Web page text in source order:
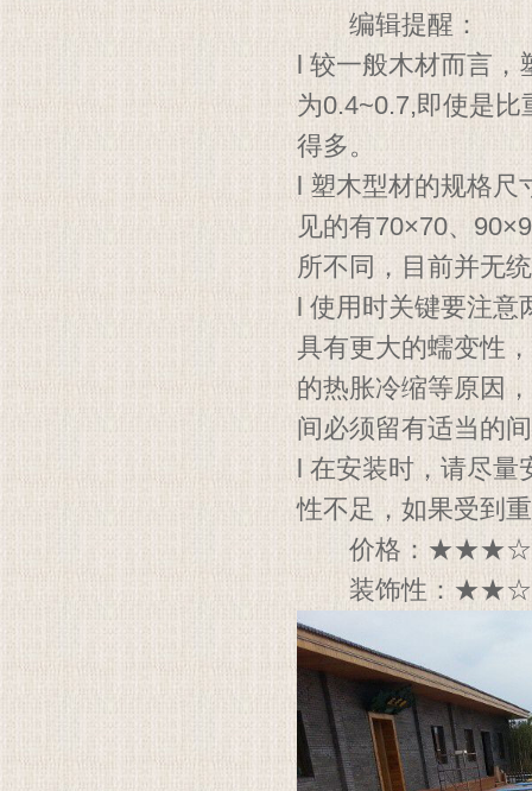
编辑提醒：
l 较一般木材而言，
为0.4~0.7,即使是
得多。
l 塑木型材的规格尺
见的有70×70、
所不同，目前并无
l 使用时关键要注意
具有更大的蠕变性
的热胀冷缩等原因
间必须留有适当的
l 在安装时，请尽量
性不足，如果受到
价格：★★★☆
装饰性：★★☆